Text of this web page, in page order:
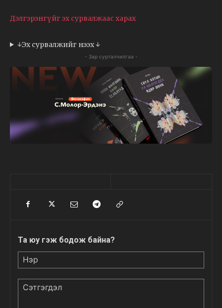
Дэлгэрэнгүйг эх сурвалжаас харах
↓Эх сурвалжийг нээх ↓
- Зар сурталчилгаа -
Та юу гэж бодож байна?